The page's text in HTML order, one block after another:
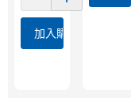
加入購物車